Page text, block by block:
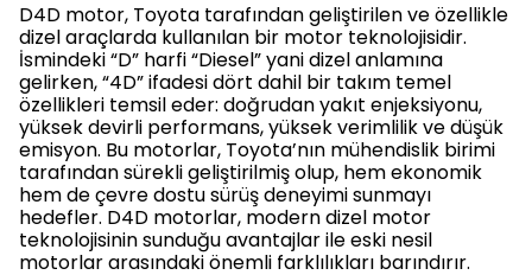
D4D motor, Toyota tarafından geliştirilen ve özellikle
dizel araçlarda kullanılan bir motor teknolojisidir.
İsmindeki “D” harfi “Diesel” yani dizel anlamına
gelirken, “4D” ifadesi dört dahil bir takım temel
özellikleri temsil eder: doğrudan yakıt enjeksiyonu,
yüksek devirli performans, yüksek verimlilik ve düşük
emisyon. Bu motorlar, Toyota’nın mühendislik birimi
tarafından sürekli geliştirilmiş olup, hem ekonomik
hem de çevre dostu sürüş deneyimi sunmayı
hedefler. D4D motorlar, modern dizel motor
teknolojisinin sunduğu avantajlar ile eski nesil
motorlar arasındaki önemli farklılıkları barındırır.